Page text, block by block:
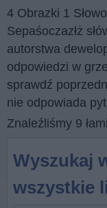
4 Obrazki 1
Sepaśoczazłż
autorstwa
odpowiedzi w
sprawdź
nie odpowiada
Znaleźliśmy 9
Wyszukaj
wszystkie